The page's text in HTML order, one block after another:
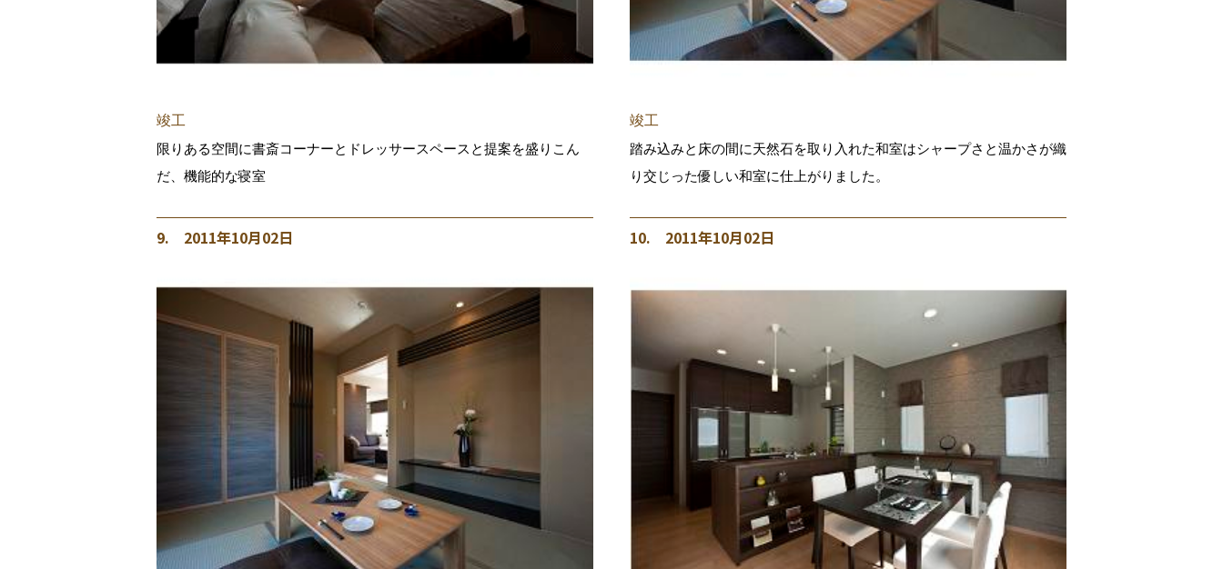
竣工
限りある空間に書斎コーナーとドレッサースペースと提案を盛りこん
だ、機能的な寝室
竣工
踏み込みと床の間に天然石を取り入れた和室はシャープさと温かさが織
り交じった優しい和室に仕上がりました。
9. 2011年10月02日 10. 2011年10月02日